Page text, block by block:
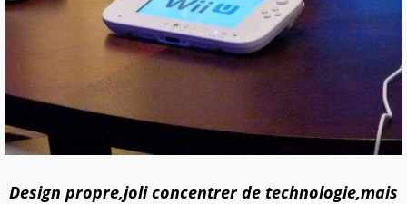
Design propre,joli concentrer de technologie,mais